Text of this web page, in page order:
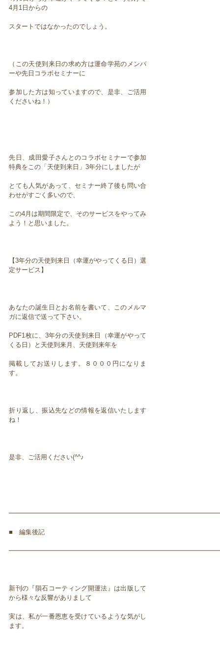
4月1日からの
スタートではなかったのでしょう。
（この天使到来日の求め方は運命学苑のメンバ
ーや先日コラボセミナーに
参加した方は知っていますので、是非、ご活用
くださいね！）
先日、成田愛子さんとのコラボセミナーで参加
特典をこの「天使到来日」3年分にしましたが
とても人気があって、セミナー終了後も問い合
わせがすごく多いので、
この4月は期間限定で、そのサービスをやってみ
よう！と思いました。
【3年分の天使到来日（幸運がやってくる日）選
定サービス】
あなたの誕生日とお名前を書いて、このメルマ
ガに返信で送って下さい。
PDF1枚に、3年分の天使到来日（幸運がやって
くる日）と天使到来月、天使到来年を
掲載してお送りします。８０００円になりま
す。
折り返し、振込先などの情報を返信いたします
ね！
是非、ご活用ください(^^♪
■ 編集後記
新刊の『隕石コーティング開運法』は出版して
から様々な反響がありまして
実は、私が一番恩恵を受けているような気がし
ます。